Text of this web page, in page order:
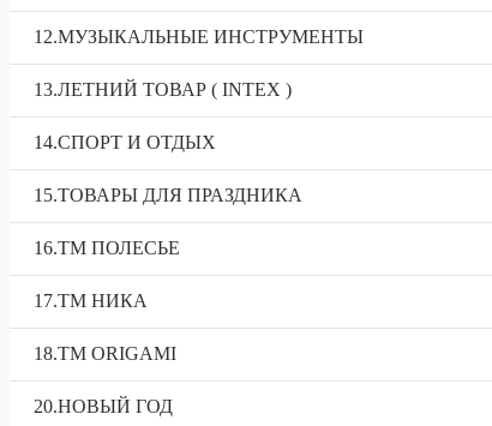
12.МУЗЫКАЛЬНЫЕ ИНСТРУМЕНТЫ
13.ЛЕТНИЙ ТОВАР ( INTEX )
14.СПОРТ И ОТДЫХ
15.ТОВАРЫ ДЛЯ ПРАЗДНИКА
16.ТМ ПОЛЕСЬЕ
17.ТМ НИКА
18.TM ORIGAMI
20.НОВЫЙ ГОД